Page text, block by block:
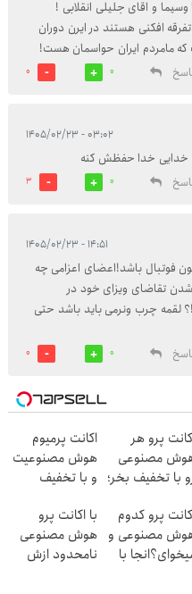
و اقای جلیلی انقلابی !
افکنی هستند در ایرن دوران
مامردم ایران حواسمان هست!
0
0
۰۳:۰۲ - ۱۴۰۵/۰۲/۲۳
خدایی خدا حفظش کنه
0
3
۱۴:۵۱ - ۱۴۰۵/۰۲/۲۳
فوتبال باشد!اعضای اعزامی چه
تقاضای ویزای خود در
لقمه چرب ونرمی باید باشد حتی
0
0
پرو هر
مصنوعی
با تخفیف بخر؛
اکانت پرمیوم
هوش مصنوعیت
و با تخفیف
تخفیف👇👇
پرو کدوم
مصنوعی و
با
با اکانت پرو
هوش مصنوعی
نامحدود ازش